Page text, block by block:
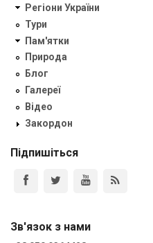
Регіони України
Тури
Пам'ятки
Природа
Блог
Галереї
Відео
Закордон
Підпишіться
Зв'язок з нами